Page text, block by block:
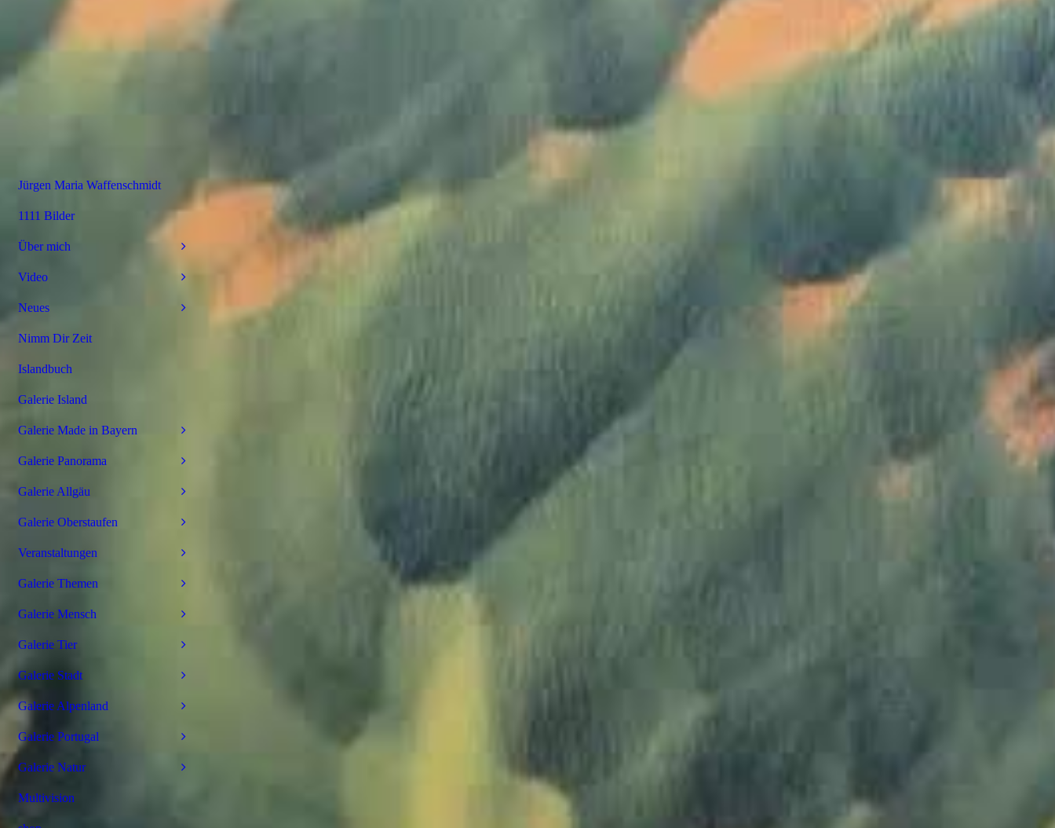
Jürgen Maria Waffenschmidt
1111 Bilder
Über mich
Video
Neues
Nimm Dir Zeit
Islandbuch
Galerie Island
Galerie Made in Bayern
Galerie Panorama
Galerie Allgäu
Galerie Oberstaufen
Veranstaltungen
Galerie Themen
Galerie Mensch
Galerie Tier
Galerie Stadt
Galerie Alpenland
Galerie Portugal
Galerie Natur
Multivision